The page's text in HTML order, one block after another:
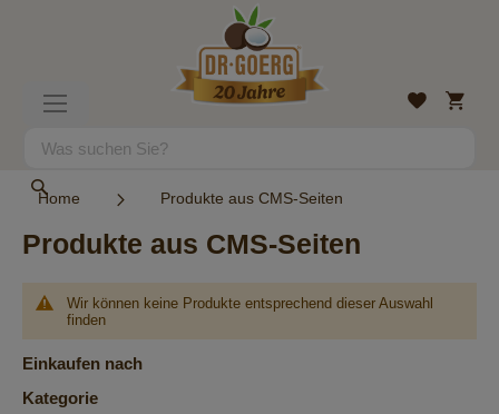
Suche
Wunschliste
Mein
Home Produkte aus CMS-Seiten
Produkte aus CMS-Seiten
Wir können keine Produkte entsprechend dieser Auswahl
finden
Einkaufen nach
Kategorie